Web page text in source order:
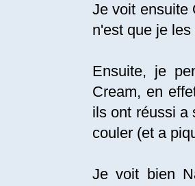
Je voit ensuite
n'est que je
Ensuite, je
Cream, en
ils ont réussi a
couler (et a
Je voit bien